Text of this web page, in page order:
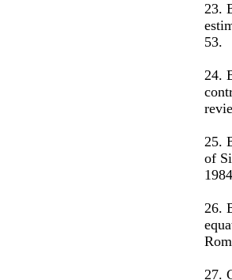
23.
53.
24.
25.
of
26.
27.